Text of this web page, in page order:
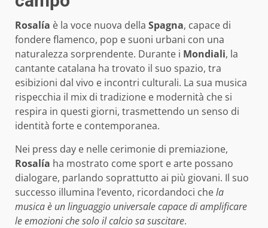
Rosalía è la voce nuova della Spagna, capace di
fondere flamenco, pop e suoni urbani con una
naturalezza sorprendente. Durante i Mondiali, la
cantante catalana ha trovato il suo spazio, tra
esibizioni dal vivo e incontri culturali. La sua musica
rispecchia il mix di tradizione e modernità che si
respira in questi giorni, trasmettendo un senso di
identità forte e contemporanea.
Nei press day e nelle cerimonie di premiazione,
Rosalía ha mostrato come sport e arte possano
dialogare, parlando soprattutto ai più giovani. Il suo
successo illumina l’evento, ricordandoci chela
musica è un linguaggio universale capace di amplificare
le emozioni che solo il calcio sa suscitare.